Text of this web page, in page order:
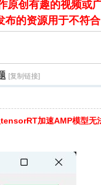
创有趣的视频或
布的资源用于不符
[复制链接]
加速AMP模型无